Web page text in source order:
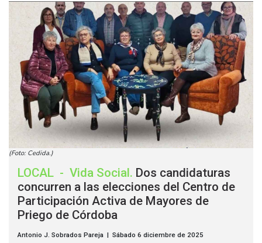
(Foto: Cedida.)
LOCAL - Vida Social . Dos candidaturas
concurren a las elecciones del Centro de
Participación Activa de Mayores de
Priego de Córdoba
Antonio J. Sobrados Pareja | Sábado 6 diciembre de 2025